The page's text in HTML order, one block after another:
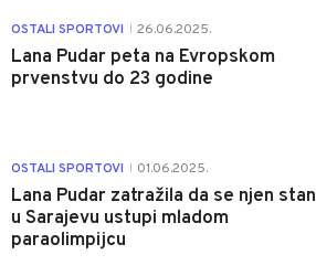
OSTALI SPORTOVI 26.06.2025.
Lana Pudar peta na Evropskom
prvenstvu do 23 godine
OSTALI SPORTOVI 01.06.2025.
Lana Pudar zatražila da se njen stan
u Sarajevu ustupi mladom
paraolimpijcu